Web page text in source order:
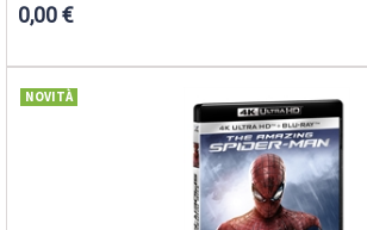
0,00 €
NOVITÀ